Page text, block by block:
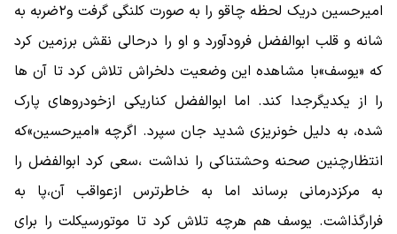
امیرحسین دریک لحظه چاقو را به صورت کلنگی گرفت و۲ضربه به
شانه و قلب ابوالفضل فرودآورد و او را درحالی نقش برزمین کرد
که «یوسف»با مشاهده این وضعیت دلخراش تلاش کرد تا آن ها
را از یکدیگرجدا کند. اما ابوالفضل کناریکی ازخودروهای پارک
شده، به دلیل خونریزی شدید جان سپرد. اگرچه «امیرحسین»که
انتظارچنین صحنه وحشتناکی را نداشت ،سعی کرد ابوالفضل را
به مرکزدرمانی برساند اما به خاطرترس ازعواقب آن،پا به
فرارگذاشت. یوسف هم هرچه تلاش کرد تا موتورسیکلت را برای